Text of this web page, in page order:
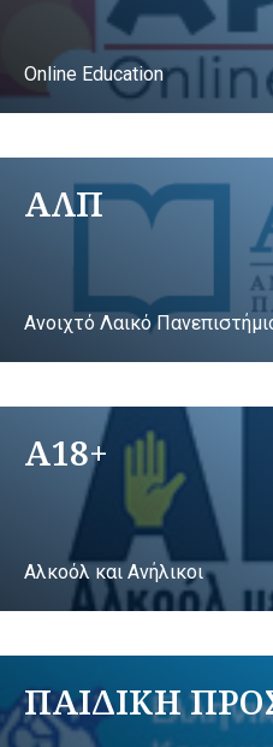
Online Education
ΑΛΠ
Ανοιχτό Λαικό
A18+
Αλκοόλ και Ανήλικοι
ΠΑΙΔΙΚΗ